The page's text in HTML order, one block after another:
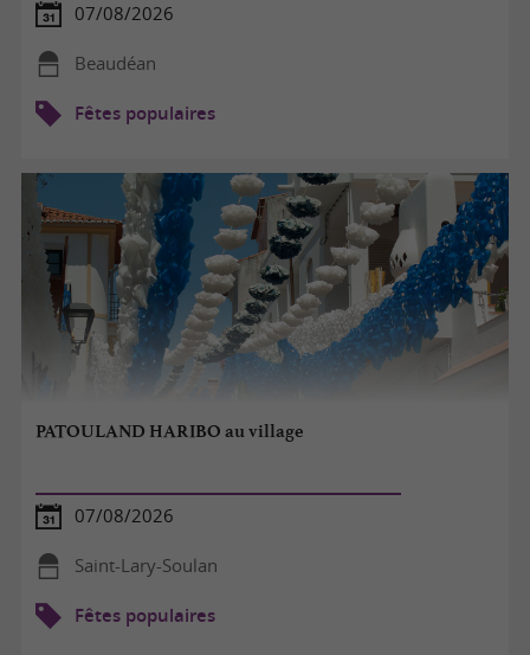
07/08/2026
Beaudéan
Fêtes populaires
PATOULAND HARIBO au village
07/08/2026
Saint-Lary-Soulan
Fêtes populaires